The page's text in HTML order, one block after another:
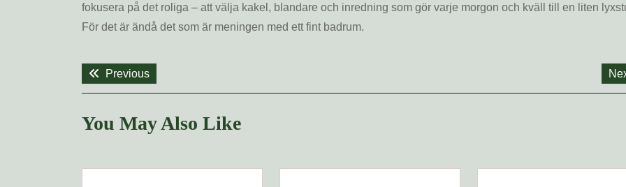
fokusera på det roliga – att välja kakel, blandare och inredning som gör varje morgon och kväll till en liten
För det är ändå det som är meningen med ett fint badrum.
Inläggsnavigering
PreviousPrevious
You May Also Like